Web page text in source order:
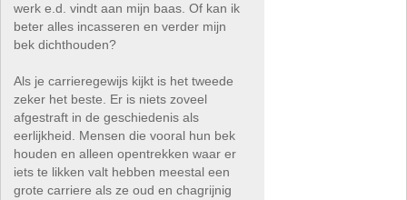
werk e.d. vindt aan mijn baas. Of kan ik
beter alles incasseren en verder mijn
bek dichthouden?
Als je carrieregewijs kijkt is het tweede
zeker het beste. Er is niets zoveel
afgestraft in de geschiedenis als
eerlijkheid. Mensen die vooral hun bek
houden en alleen opentrekken waar er
iets te likken valt hebben meestal een
grote carriere als ze oud en chagrijnig